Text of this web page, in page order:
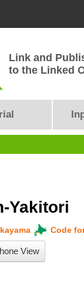
Link and
to the Linked
Yakitori
Code
View